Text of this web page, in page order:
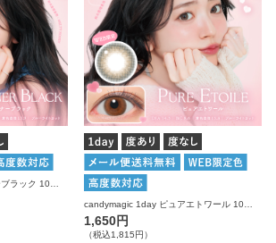
1,650円
（税込1,815円）